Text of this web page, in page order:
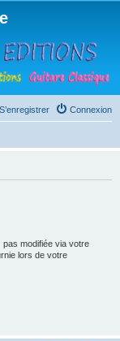
Connexion
S’enregistrer
pas modifiée via votre
lors de votre